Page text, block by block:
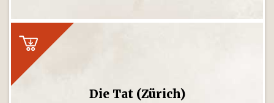
Die Tat (Zürich)